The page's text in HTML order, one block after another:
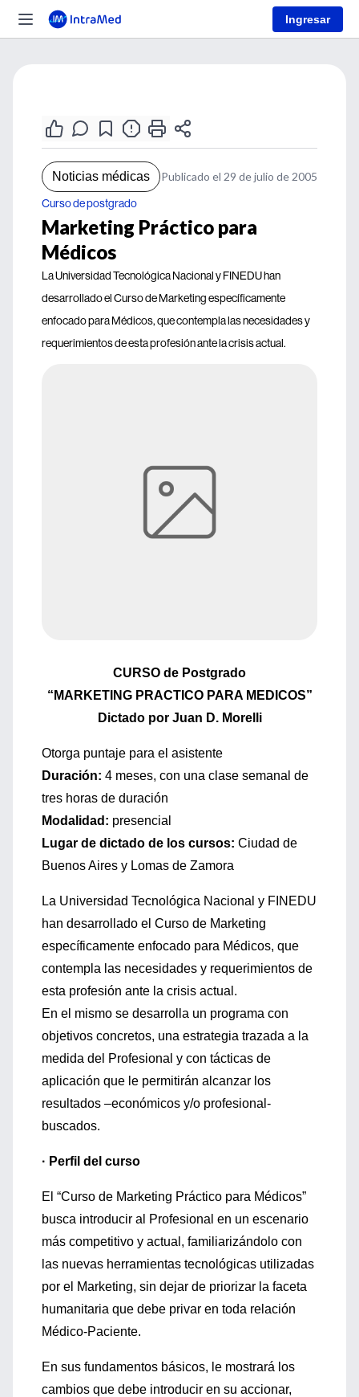
Ingresar
Noticias médicas Publicado el 29 de julio de 2005
Curso de postgrado
Marketing Práctico para
Médicos
La Universidad Tecnológica Nacional y FINEDU han
desarrollado el Curso de Marketing específicamente
enfocado para Médicos, que contempla las necesidades y
requerimientos de esta profesión ante la crisis actual.
CURSO de Postgrado
“MARKETING PRACTICO PARA MEDICOS”
Dictado por Juan D. Morelli
Otorga puntaje para el asistente
Duración: 4 meses, con una clase semanal de
tres horas de duración
Modalidad: presencial
Lugar de dictado de los cursos: Ciudad de
Buenos Aires y Lomas de Zamora
La Universidad Tecnológica Nacional y FINEDU
han desarrollado el Curso de Marketing
específicamente enfocado para Médicos, que
contempla las necesidades y requerimientos de
esta profesión ante la crisis actual.
En el mismo se desarrolla un programa con
objetivos concretos, una estrategia trazada a la
medida del Profesional y con tácticas de
aplicación que le permitirán alcanzar los
resultados –económicos y/o profesional-
buscados.
· Perfil del curso
El “Curso de Marketing Práctico para Médicos”
busca introducir al Profesional en un escenario
más competitivo y actual, familiarizándolo con
las nuevas herramientas tecnológicas utilizadas
por el Marketing, sin dejar de priorizar la faceta
humanitaria que debe privar en toda relación
Médico-Paciente.
En sus fundamentos básicos, le mostrará los
cambios que debe introducir en su accionar,